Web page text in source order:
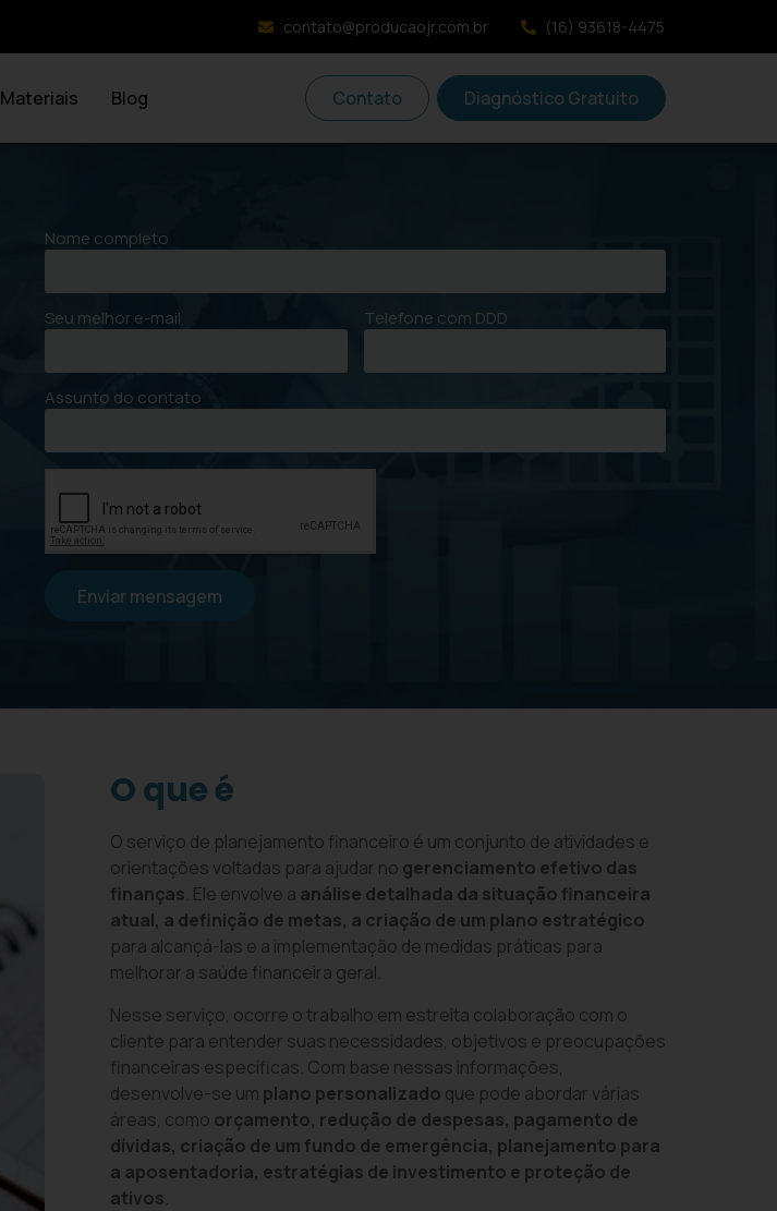
contato@producaojr.com.br (16) 93618-4475
Materiais Blog Contato Diagnóstico Gratuito
Nome completo
Seu melhor e-mail Telefone com DDD
Assunto do contato
Enviar mensagem
O que é
O serviço de planejamento financeiro é um conjunto de atividades e
orientações voltadas para ajudar no gerenciamento efetivo das
finanças. Ele envolve a análise detalhada da situação financeira
atual, a definição de metas, a criação de um plano estratégico
para alcançá-las e a implementação de medidas práticas para
melhorar a saúde financeira geral.
Nesse serviço, ocorre o trabalho em estreita colaboração com o
cliente para entender suas necessidades, objetivos e preocupações
financeiras específicas. Com base nessas informações,
desenvolve-se um plano personalizado que pode abordar várias
áreas, como orçamento, redução de despesas, pagamento de
dívidas, criação de um fundo de emergência, planejamento para
a aposentadoria, estratégias de investimento e proteção de
ativos.